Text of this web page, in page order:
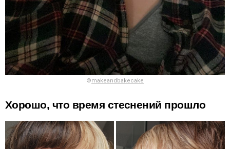
©makeandbakecake
Хорошо, что время стеснений прошло